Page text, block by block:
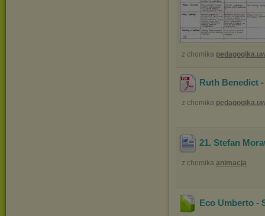
z chomika
Ruth Benedict
z chomika
21. Stefan
z chomika animacja
Eco Umberto -